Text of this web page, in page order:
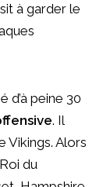
à garder le
d’à peine 30
. Il
Vikings. Alors
du